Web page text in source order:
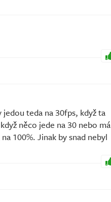
teda na 30fps, když ta
něco jede na 30 nebo má
100%. Jinak by snad nebyl